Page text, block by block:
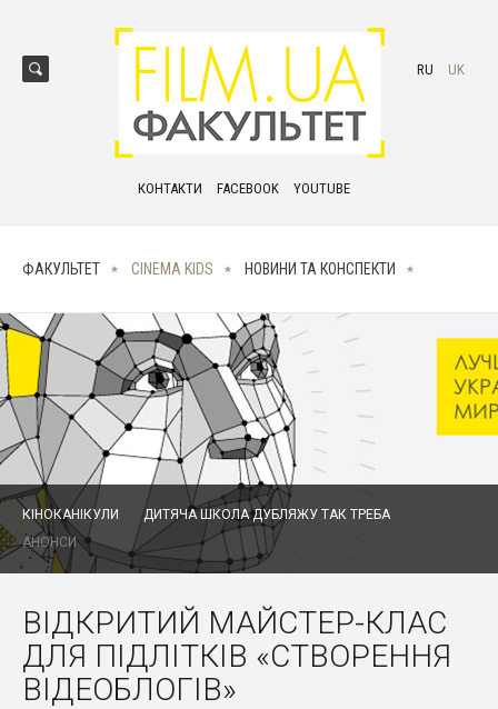
КОНТАКТИ FACEBOOK YOUTUBE
RU UK
ФАКУЛЬТЕТ CINEMA KIDS НОВИНИ ТА КОНСПЕКТИ
КІНОКАНІКУЛИ
ДИТЯЧА ШКОЛА ДУБЛЯЖУ ТАК ТРЕБА
АНОНСИ
ВІДКРИТИЙ МАЙСТЕР-КЛАС
ДЛЯ ПІДЛІТКІВ «СТВОРЕННЯ
ВІДЕОБЛОГІВ»